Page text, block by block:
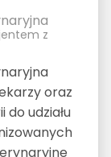
z
oraz
udziału